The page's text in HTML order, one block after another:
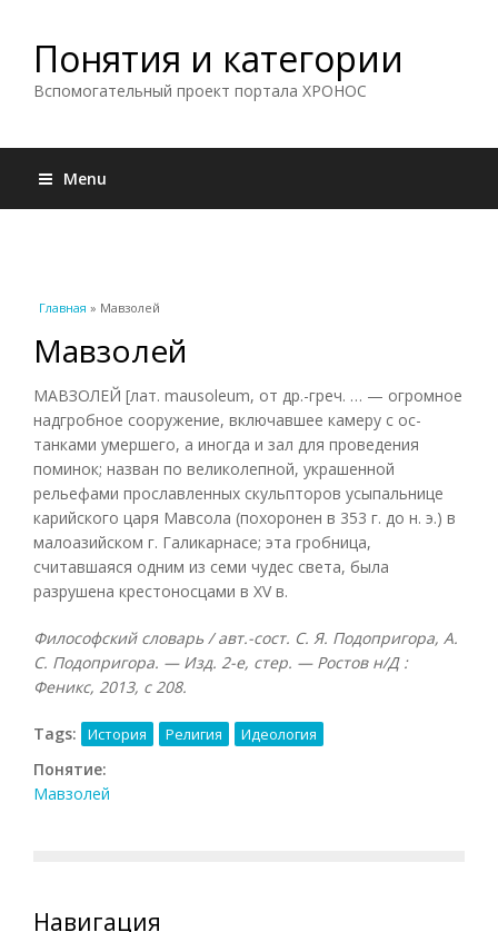
Понятия и категории
Вспомогательный проект портала ХРОНОС
Menu
Вы здесь
Главная » Мавзолей
Мавзолей
МАВЗОЛЕЙ [лат. mausoleum, от др.-греч. … — огромное
надгробное сооружение, включавшее камеру с ос-
танками умершего, а иногда и зал для проведения
поминок; назван по великолепной, украшенной
рельефами прославленных скульпторов усыпальнице
карийского царя Мавсола (похоронен в 353 г. до н. э.) в
малоазийском г. Галикарнасе; эта гробница,
считавшаяся одним из семи чудес света, была
разрушена крестоносцами в XV в.
Философский словарь / авт.-сост. С. Я. Подопригора, А.
С. Подопригора. — Изд. 2-е, стер. — Ростов н/Д :
Феникс, 2013, с 208.
Tags: История Религия Идеология
Понятие:
Мавзолей
Навигация